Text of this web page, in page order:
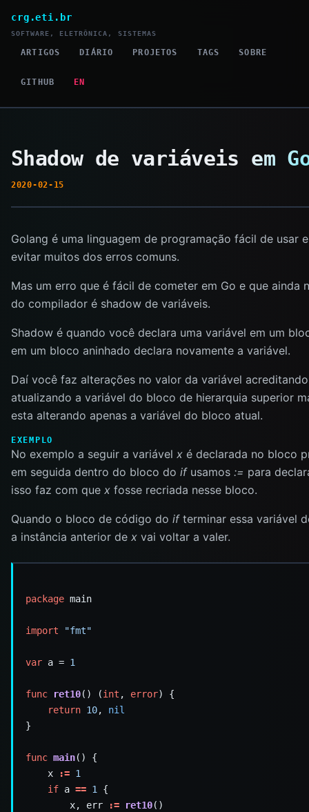
crg.eti.br
SOFTWARE, ELETRÔNICA, SISTEMAS
ARTIGOS DIÁRIO PROJETOS TAGS SOBRE
GITHUB EN
Shadow de variáveis em
2020-02-15
Golang é uma linguagem de programação fácil de usar
evitar muitos dos erros comuns.
Mas um erro que é fácil de cometer em Go e que ainda
do compilador é shadow de variáveis.
Shadow é quando você declara uma variável em um
em um bloco aninhado declara novamente a variável.
Daí você faz alterações no valor da variável
atualizando a variável do bloco de hierarquia superior
esta alterando apenas a variável do bloco atual.
EXEMPLO
No exemplo a seguir a variável x é declarada no bloco
em seguida dentro do bloco do ifusamos := para
isso faz com que x fosse recriada nesse bloco.
Quando o bloco de código do ifterminar essa variável
a instância anterior de x vai voltar a valer.
package main
import "fmt"
var a = 1
func ret10() (int , error
return 10, nil
func main
    x
:= 1
if a == 1
        x, err
:= ret10